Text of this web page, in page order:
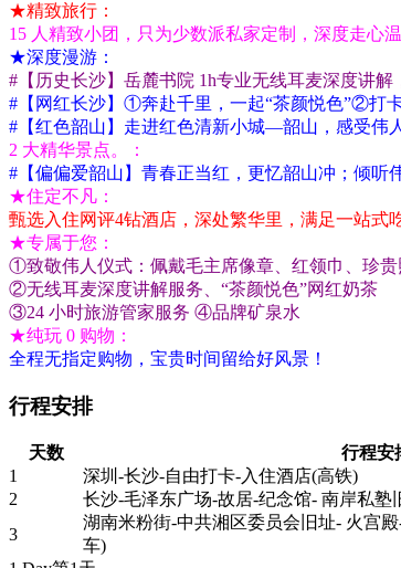
★精致旅行：
15 人精致小团，只为少数派私家定制，深度走心
★深度漫游：
#【历史长沙】岳麓书院 1h专业无线耳麦深度讲
#【网红长沙】①奔赴千里，一起“茶颜悦色”②打
#【红色韶山】走进红色清新小城—韶山，感受伟
2 大精华景点。：
#【偏偏爱韶山】青春正当红，更忆韶山冲；倾听
★住定不凡：
甄选入住网评4钻酒店，深处繁华里，满足一站式
★专属于您：
①致敬伟人仪式：佩戴毛主席像章、红领巾、珍贵
②无线耳麦深度讲解服务、“茶颜悦色”网红奶茶
③24 小时旅游管家服务 ④品牌矿泉水
★纯玩 0 购物：
全程无指定购物，宝贵时间留给好风景！
行程安排
天数 行程安
1
深圳-长沙-自由打卡-入住酒店(高铁)
2
长沙-毛泽东广场-故居-纪念馆- 南岸私塾
3
湖南米粉街-中共湘区委员会旧址- 火宫
车)